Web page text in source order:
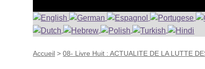
Accueil >08- Livre Huit : ACTUALITE DE LA LUTTE